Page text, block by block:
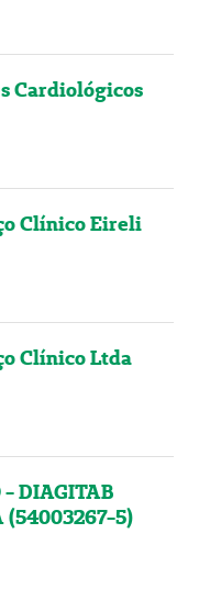
Cardiológicos
Clínico Eireli
Clínico Ltda
- DIAGITAB
(54003267-5)